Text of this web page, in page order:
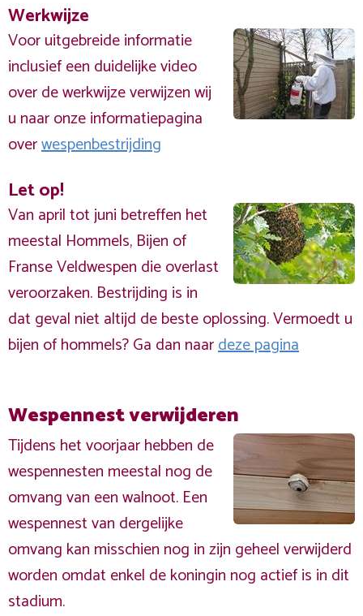
Werkwijze
Voor uitgebreide informatie
inclusief een duidelijke video
over de werkwijze verwijzen wij
u naar onze informatiepagina
overwespenbestrijding
Let op!
Van april tot juni betreffen het
meestal Hommels, Bijen of
Franse Veldwespen die overlast
veroorzaken. Bestrijding is in
dat geval niet altijd de beste oplossing. Vermoedt u
bijen of hommels? Ga dan naardeze pagina
Wespennest verwijderen
Tijdens het voorjaar hebben de
wespennesten meestal nog de
omvang van een walnoot. Een
wespennest van dergelijke
omvang kan misschien nog in zijn geheel verwijderd
worden omdat enkel de koningin nog actief is in dit
stadium.